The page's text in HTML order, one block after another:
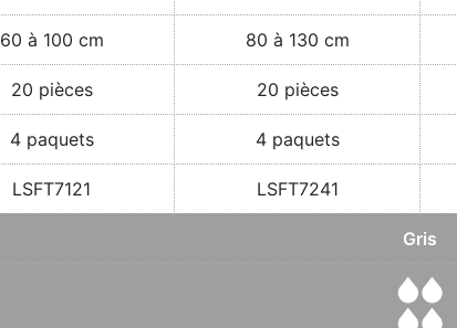
60 à 100 cm 80 à 130 cm
20 pièces 20 pièces
4 paquets 4 paquets
LSFT7121 LSFT7241
Gris